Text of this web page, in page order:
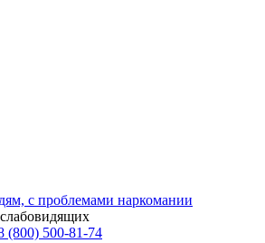
с проблемами наркомании
(800) 500-81-74